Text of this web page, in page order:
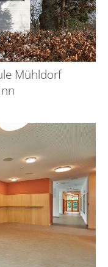
Mühldorf